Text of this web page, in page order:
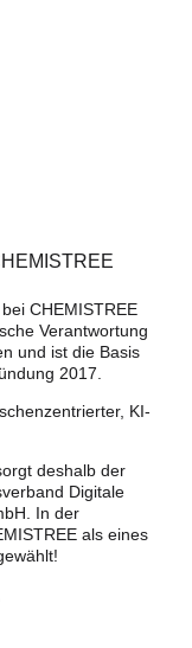
CHEMISTREE
Verantwortung
und ist die Basis
2017.
KI-
deshalb der
Digitale
In der
als eines